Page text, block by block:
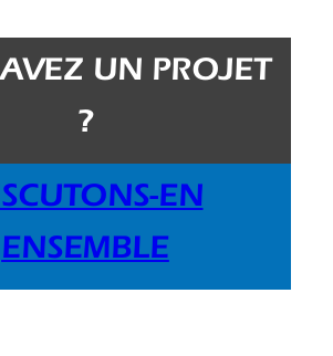
UN PROJET
?
EN
ENSEMBLE